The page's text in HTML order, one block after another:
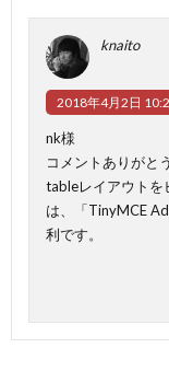
knaito
2018年4月2日
nk様
コメントありがと
tableレイアウトを
は、「TinyMCE
利です。